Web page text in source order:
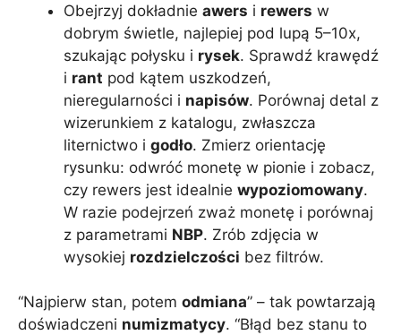
Obejrzyj dokładnie awers i rewers w
dobrym świetle, najlepiej pod lupą 5–10x,
szukając połysku i rysek. Sprawdź krawędź
i rant pod kątem uszkodzeń,
nieregularności i napisów. Porównaj detal z
wizerunkiem z katalogu, zwłaszcza
liternictwo i godło. Zmierz orientację
rysunku: odwróć monetę w pionie i zobacz,
czy rewers jest idealnie wypoziomowany.
W razie podejrzeń zważ monetę i porównaj
z parametrami NBP. Zrób zdjęcia w
wysokiej rozdzielczości bez filtrów.
“Najpierw stan, potem odmiana” – tak powtarzają
doświadczeni numizmatycy. “Błąd bez stanu to